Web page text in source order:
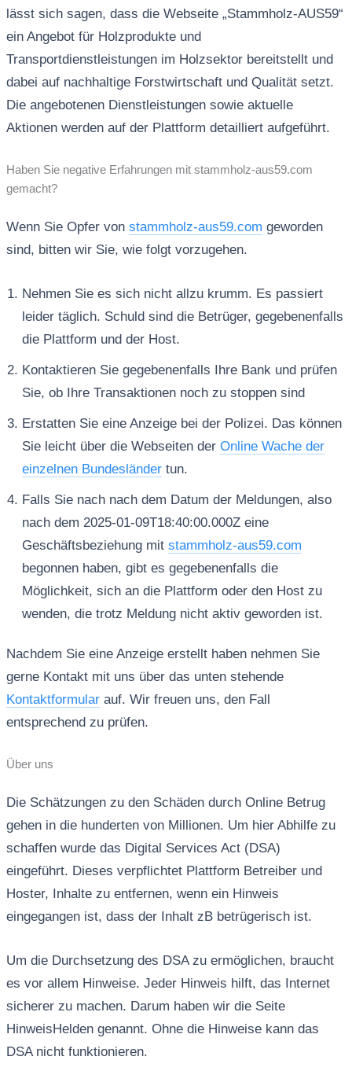
lässt sich sagen, dass die Webseite „Stammholz-AUS59“
ein Angebot für Holzprodukte und
Transportdienstleistungen im Holzsektor bereitstellt und
dabei auf nachhaltige Forstwirtschaft und Qualität setzt.
Die angebotenen Dienstleistungen sowie aktuelle
Aktionen werden auf der Plattform detailliert aufgeführt.
Haben Sie negative Erfahrungen mit stammholz-aus59.com
gemacht?
Wenn Sie Opfer von stammholz-aus59.com geworden
sind, bitten wir Sie, wie folgt vorzugehen.
Nehmen Sie es sich nicht allzu krumm. Es passiert
leider täglich. Schuld sind die Betrüger, gegebenenfalls
die Plattform und der Host.
Kontaktieren Sie gegebenenfalls Ihre Bank und prüfen
Sie, ob Ihre Transaktionen noch zu stoppen sind
Erstatten Sie eine Anzeige bei der Polizei. Das können
Sie leicht über die Webseiten der Online Wache der
einzelnen Bundesländertun.
Falls Sie nach nach dem Datum der Meldungen, also
nach dem 2025-01-09T18:40:00.000Z eine
Geschäftsbeziehung mit stammholz-aus59.com
begonnen haben, gibt es gegebenenfalls die
Möglichkeit, sich an die Plattform oder den Host zu
wenden, die trotz Meldung nicht aktiv geworden ist.
Nachdem Sie eine Anzeige erstellt haben nehmen Sie
gerne Kontakt mit uns über das unten stehende
Kontaktformularauf. Wir freuen uns, den Fall
entsprechend zu prüfen.
Über uns
Die Schätzungen zu den Schäden durch Online Betrug
gehen in die hunderten von Millionen. Um hier Abhilfe zu
schaffen wurde das Digital Services Act (DSA)
eingeführt. Dieses verpflichtet Plattform Betreiber und
Hoster, Inhalte zu entfernen, wenn ein Hinweis
eingegangen ist, dass der Inhalt zB betrügerisch ist.
Um die Durchsetzung des DSA zu ermöglichen, braucht
es vor allem Hinweise. Jeder Hinweis hilft, das Internet
sicherer zu machen. Darum haben wir die Seite
HinweisHelden genannt. Ohne die Hinweise kann das
DSA nicht funktionieren.